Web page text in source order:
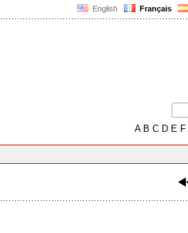
English Français
AB C D E F